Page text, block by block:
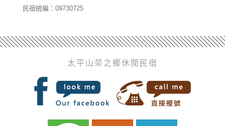
民宿統編：09730725
太平山茶之鄉休閒民宿